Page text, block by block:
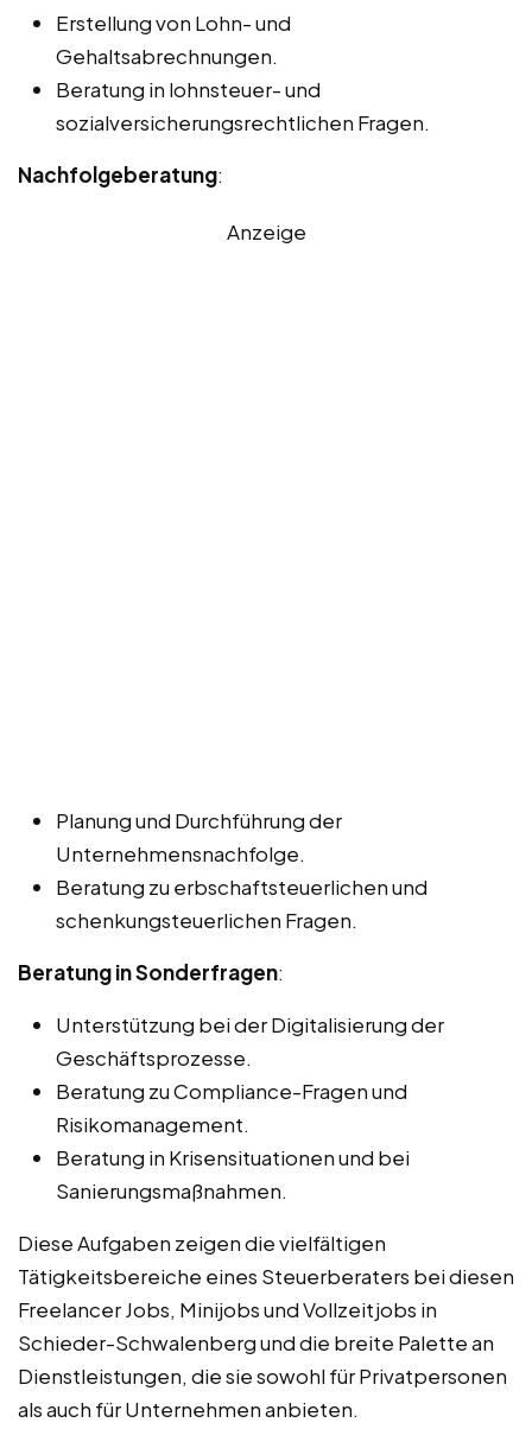
Erstellung von Lohn- und
Gehaltsabrechnungen.
Beratung in lohnsteuer- und
sozialversicherungsrechtlichen Fragen.
Nachfolgeberatung:
Anzeige
Planung und Durchführung der
Unternehmensnachfolge.
Beratung zu erbschaftsteuerlichen und
schenkungsteuerlichen Fragen.
Beratung in Sonderfragen:
Unterstützung bei der Digitalisierung der
Geschäftsprozesse.
Beratung zu Compliance-Fragen und
Risikomanagement.
Beratung in Krisensituationen und bei
Sanierungsmaßnahmen.
Diese Aufgaben zeigen die vielfältigen
Tätigkeitsbereiche eines Steuerberaters bei diesen
Freelancer Jobs, Minijobs und Vollzeitjobs in
Schieder-Schwalenberg und die breite Palette an
Dienstleistungen, die sie sowohl für Privatpersonen
als auch für Unternehmen anbieten.